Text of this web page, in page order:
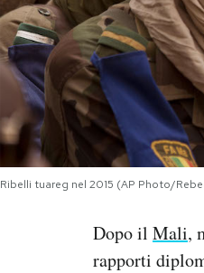
Ribelli tuareg nel 2015 (AP Photo/
Dopo il Mali,
rapporti